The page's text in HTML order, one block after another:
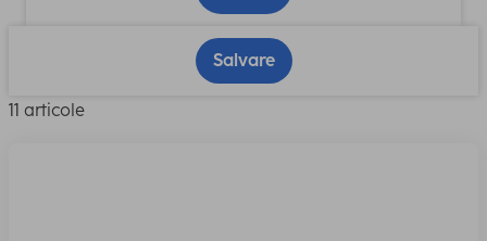
Salvare
11 articole